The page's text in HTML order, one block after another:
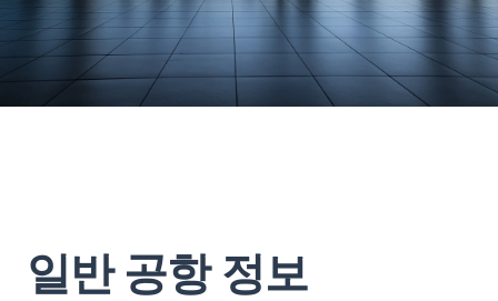
일반 공항 정보